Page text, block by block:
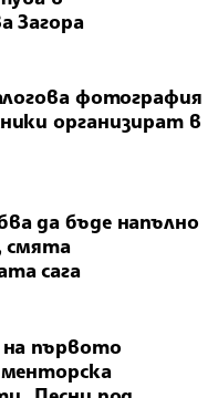
Загора
фотография
организират в
да бъде напълно
смята
сага
първото